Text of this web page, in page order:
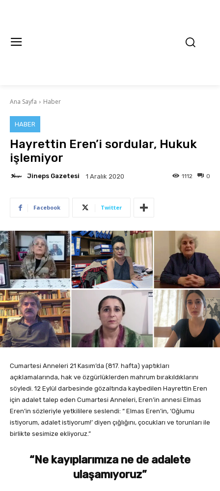
Ana Sayfa Haber
HABER
Hayrettin Eren’i sordular, Hukuk
işlemiyor
Jineps Gazetesi 1 Aralık 2020 0
1112
Facebook Twitter
Cumartesi Anneleri 21 Kasım’da (817. hafta) yaptıkları
açıklamalarında, hak ve özgürlüklerden mahrum bırakıldıklarını
söyledi. 12 Eylül darbesinde gözaltında kaybedilen Hayrettin Eren
için adalet talep eden Cumartesi Anneleri, Eren’in annesi Elmas
Eren’in sözleriyle yetkililere seslendi: “ Elmas Eren’in, ‘Oğlumu
istiyorum, adalet istiyorum!’ diyen çığlığını, çocukları ve torunları ile
birlikte sesimize ekliyoruz.”
“Ne kayıplarımıza ne de adalete
ulaşamıyoruz”